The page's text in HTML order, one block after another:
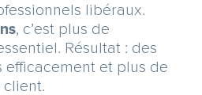
libéraux.
, c’est plus de
Résultat : des
efficacement et plus de